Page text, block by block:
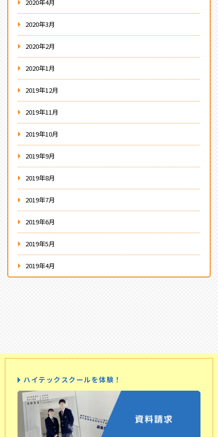
2020年4月
2020年3月
2020年2月
2020年1月
2019年12月
2019年11月
2019年10月
2019年9月
2019年8月
2019年7月
2019年6月
2019年5月
2019年4月
ハイテックスクールを体験！